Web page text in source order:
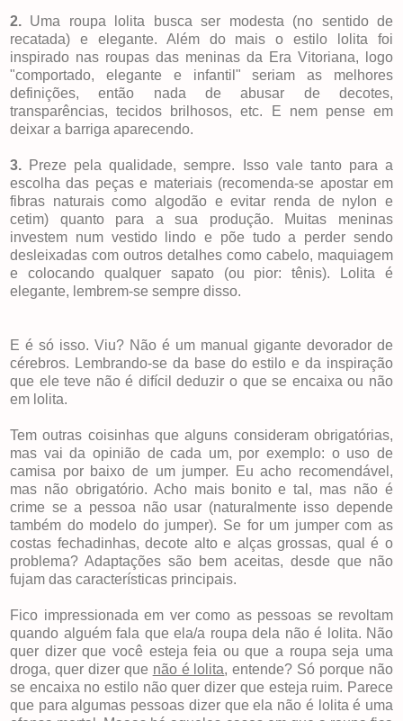
2. Uma roupa lolita busca ser modesta (no sentido de
recatada) e elegante. Além do mais o estilo lolita foi
inspirado nas roupas das meninas da Era Vitoriana, logo
"comportado, elegante e infantil" seriam as melhores
definições, então nada de abusar de decotes,
transparências, tecidos brilhosos, etc. E nem pense em
deixar a barriga aparecendo.
3. Preze pela qualidade, sempre. Isso vale tanto para a
escolha das peças e materiais (recomenda-se apostar em
fibras naturais como algodão e evitar renda de nylon e
cetim) quanto para a sua produção. Muitas meninas
investem num vestido lindo e põe tudo a perder sendo
desleixadas com outros detalhes como cabelo, maquiagem
e colocando qualquer sapato (ou pior: tênis). Lolita é
elegante, lembrem-se sempre disso.
E é só isso. Viu? Não é um manual gigante devorador de
cérebros. Lembrando-se da base do estilo e da inspiração
que ele teve não é difícil deduzir o que se encaixa ou não
em lolita.
Tem outras coisinhas que alguns consideram obrigatórias,
mas vai da opinião de cada um, por exemplo: o uso de
camisa por baixo de um jumper. Eu acho recomendável,
mas não obrigatório. Acho mais bonito e tal, mas não é
crime se a pessoa não usar (naturalmente isso depende
também do modelo do jumper). Se for um jumper com as
costas fechadinhas, decote alto e alças grossas, qual é o
problema? Adaptações são bem aceitas, desde que não
fujam das características principais.
Fico impressionada em ver como as pessoas se revoltam
quando alguém fala que ela/a roupa dela não é lolita. Não
quer dizer que você esteja feia ou que a roupa seja uma
droga, quer dizer que não é lolita, entende? Só porque não
se encaixa no estilo não quer dizer que esteja ruim. Parece
que para algumas pessoas dizer que ela não é lolita é uma